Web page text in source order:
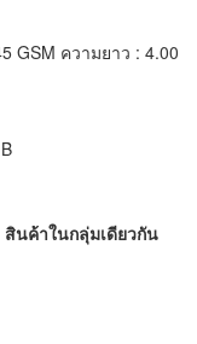
GSM ความยาว : 4.00
สินค้าในกลุ่มเดียวกัน